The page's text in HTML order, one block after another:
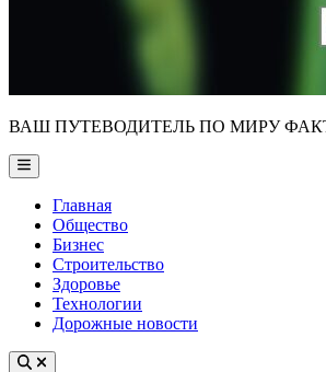
ВАШ ПУТЕВОДИТЕЛЬ ПО МИРУ
Main
Menu
Главная
Общество
Бизнес
Строительство
Здоровье
Технологии
Дорожные новости